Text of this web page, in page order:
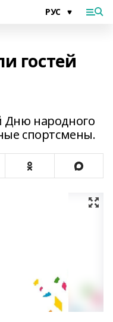
гостей
народного
спортсмены.